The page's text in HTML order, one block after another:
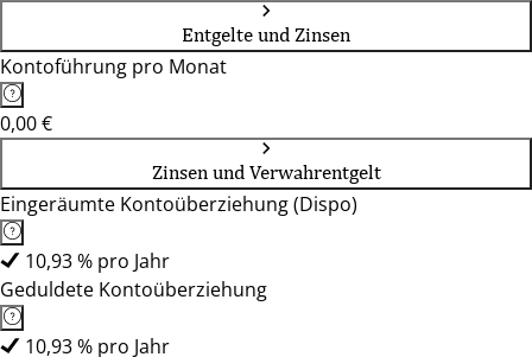
Entgelte und Zinsen
Kontoführung pro Monat
0,00 €
Zinsen und Verwahrentgelt
Eingeräumte Kontoüberziehung (Dispo)
10,93 % pro Jahr
Geduldete Kontoüberziehung
10,93 % pro Jahr